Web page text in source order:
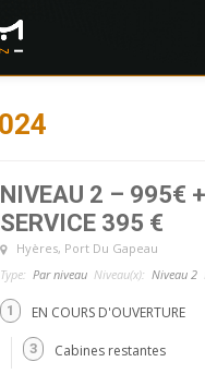
NIVEAU 2 – 995€
SERVICE 395 €
Hyères, Port Du Gapeau
Type: Par niveau Niveau(x): Niveau 2
1 EN COURS D'OUVERTURE
3 Cabines restantes